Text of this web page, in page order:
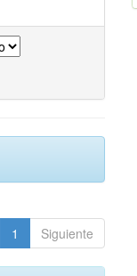
1 Siguiente